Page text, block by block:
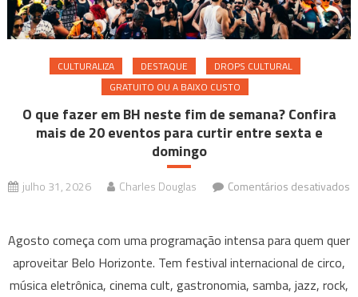
CULTURALIZA DESTAQUE
DROPS CULTURAL
GRATUITO OU A BAIXO CUSTO
O que fazer em BH neste fim de semana? Confira
mais de 20 eventos para curtir entre sexta e
domingo
julho 31, 2026 Charles Douglas
Comentários desativados
que
fazer
em
Agosto começa com uma programação intensa para quem quer
aproveitar Belo Horizonte. Tem festival internacional de circo,
música eletrônica, cinema cult, gastronomia, samba, jazz, rock,